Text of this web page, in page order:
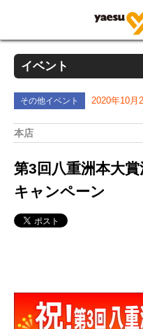
イベント
その他イベント 2020年10月
本店
第3回八重洲本大
キャンペーン